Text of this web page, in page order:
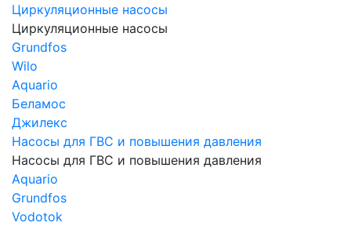
Циркуляционные насосы
Циркуляционные насосы
Grundfos
Wilo
Aquario
Беламос
Джилекс
Насосы для ГВС и повышения давления
Насосы для ГВС и повышения давления
Aquario
Grundfos
Vodotok